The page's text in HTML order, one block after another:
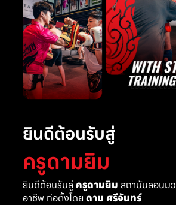
ยินดีต้อนรับสู่
ครูดามยิม
ยินดีต้อนรับสู่ ครูดามยิม สถาบันสอนม
อาชีพ ก่อตั้งโดย ดาม ศรีจันทร์